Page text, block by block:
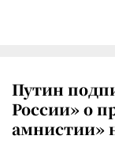
Путин
России» о
амнистии»